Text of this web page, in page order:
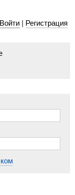
Войти| Регистрация